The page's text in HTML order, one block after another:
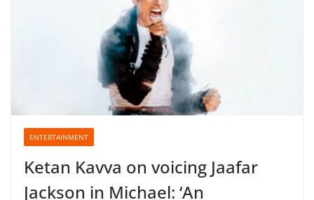
ENTERTAINMENT
Ketan Kavva on voicing Jaafar
Jackson in Michael: ‘An